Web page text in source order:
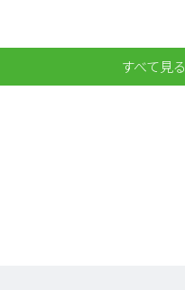
すべて見る